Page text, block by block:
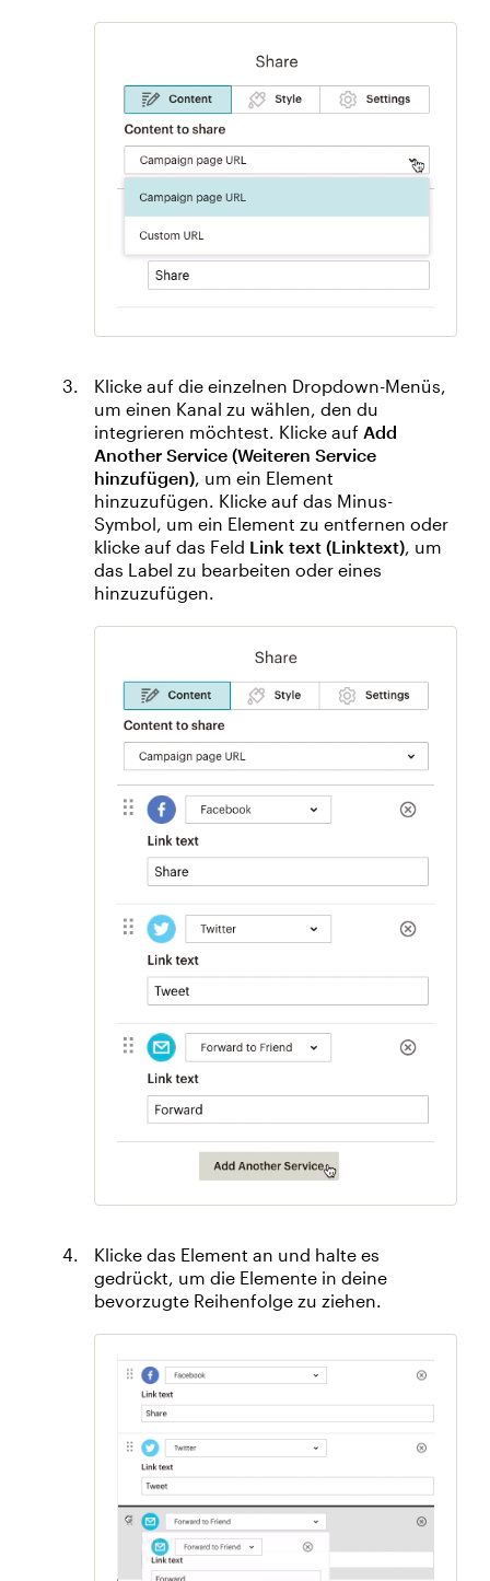
Klicke auf die einzelnen Dropdown-Menüs,
um einen Kanal zu wählen, den du
integrieren möchtest. Klicke auf Add
Another Service (Weiteren Service
hinzufügen), um ein Element
hinzuzufügen. Klicke auf das Minus-
Symbol, um ein Element zu entfernen oder
klicke auf das Feld Link text (Linktext), um
das Label zu bearbeiten oder eines
hinzuzufügen.
Klicke das Element an und halte es
gedrückt, um die Elemente in deine
bevorzugte Reihenfolge zu ziehen.